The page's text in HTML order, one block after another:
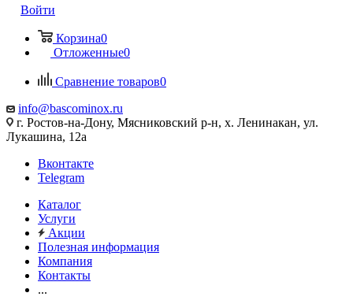
Войти
Корзина0
Отложенные0
Сравнение товаров0
info@bascominox.ru
г. Ростов-на-Дону, Мясниковский р-н, х. Ленинакан, ул.
Лукашина, 12а
Вконтакте
Telegram
Каталог
Услуги
Акции
Полезная информация
Компания
Контакты
...